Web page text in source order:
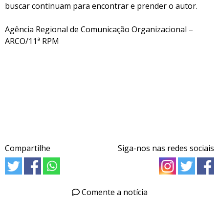
buscar continuam para encontrar e prender o autor.
Agência Regional de Comunicação Organizacional –
ARCO/11ª RPM
Compartilhe Siga-nos nas redes sociais
Comente a notícia